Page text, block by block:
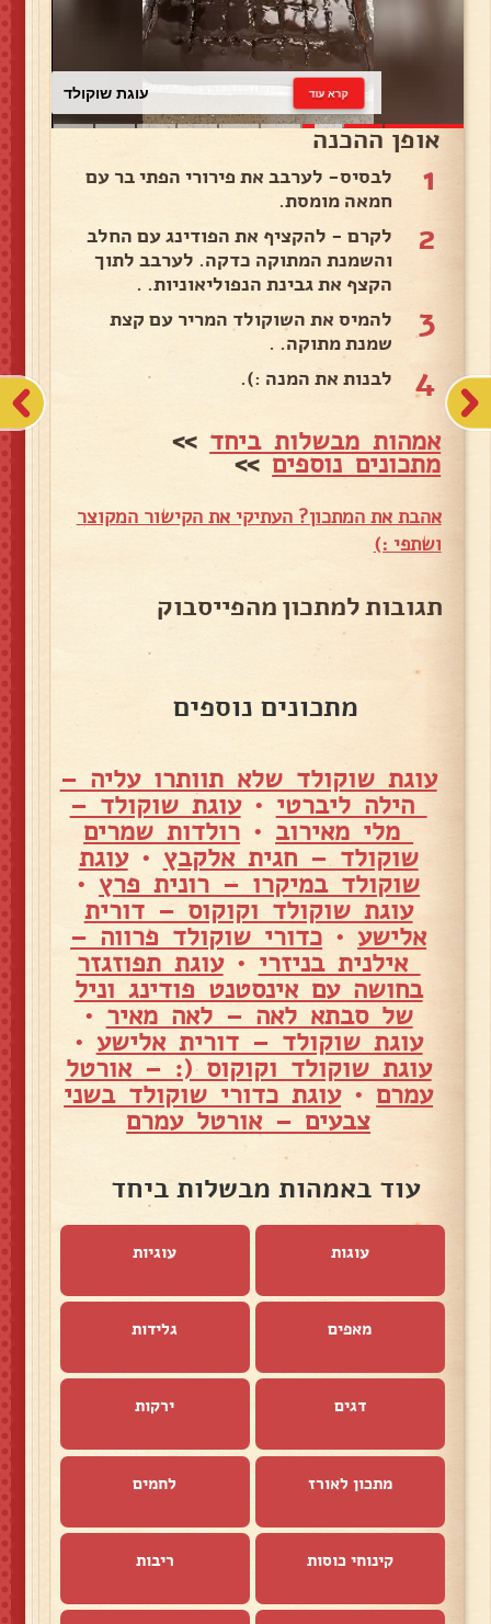
עוגת שוקולד קרא עוד
אופן ההכנה
1
לבסיס- לערבב את פירורי הפתי בר עם
חמאה מומסת.
2
לקרם - להקציף את הפודינג עם החלב
והשמנת המתוקה כדקה. לערבב לתוך
הקצף את גבינת הנפוליאוניות. .
3
להמיס את השוקולד המריר עם קצת
שמנת מתוקה. .
4 לבנות את המנה :).
אמהות מבשלות ביחד >>
מתכונים נוספים>>
אהבת את המתכון? העתיקי את הקישור המקוצר
ושתפי :)
תגובות למתכון מהפייסבוק
מתכונים נוספים
עוגת שוקולד שלא תוותרו עליה –
הילה ליברטי •עוגת שוקולד –
מלי מאירוב • רולדות שמרים
שוקולד – חגית אלקבץ •עוגת
שוקולד במיקרו – רונית פרץ •
עוגת שוקולד וקוקוס – דורית
אלישע• כדורי שוקולד פרווה –
אילנית בניזרי •עוגת תפוזגזר
בחושה עם אינסטנט פודינג וניל
של סבתא לאה – לאה מאיר •
עוגת שוקולד – דורית אלישע •
עוגת שוקולד וקוקוס (: – אורטל
עמרם •עוגת כדורי שוקולד בשני
צבעים – אורטל עמרם
עוד באמהות מבשלות ביחד
עוגות עוגיות
מאפים גלידות
דגים ירקות
מתכון לאורז לחמים
קינוחי כוסות ריבות